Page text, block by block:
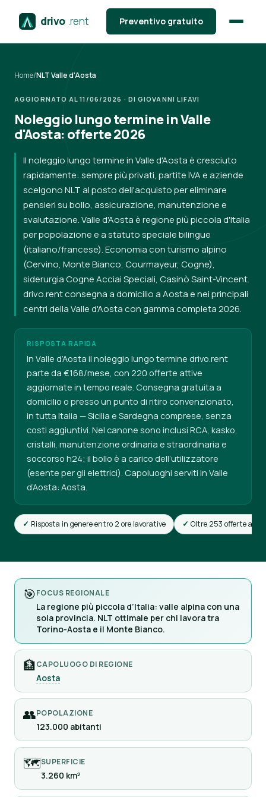
drivo .rent Preventivo gratuito
Home/NLT Valle d'Aosta
AGGIORNATO AL 11/06/2026 · DI GIOVANNI LIFAVI
Noleggio lungo termine in Valle
d'Aosta: offerte 2026
Il noleggio lungo termine in Valle d'Aosta è cresciuto
rapidamente: sempre più privati, partite IVA e aziende
scelgono NLT al posto dell'acquisto per eliminare
pensieri su bollo, assicurazione, manutenzione e
svalutazione. Valle d'Aosta è regione più piccola d'Italia
per popolazione e a statuto speciale bilingue
(italiano/francese). Economia con turismo alpino
(Cervino, Monte Bianco, Courmayeur, Cogne),
siderurgia Cogne Acciai Speciali, Casinò Saint-Vincent.
drivo.rent consegna a domicilio a Aosta e nei principali
centri della Valle d'Aosta con gamma completa 2026.
RISPOSTA RAPIDA
In Valle d’Aosta il noleggio lungo termine drivo.rent
parte da €168/mese, con 220 offerte attive
aggiornate in tempo reale. Consegna gratuita a
domicilio o presso un punto di ritiro convenzionato,
in tutta Italia — Sicilia e Sardegna comprese, senza
costi aggiuntivi. Nel canone sono inclusi RCA, kasko,
cristalli, manutenzione ordinaria e straordinaria e
soccorso h24; il bollo è a carico dell’utilizzatore
(esente per gli elettrici). Capoluoghi serviti in Valle
d’Aosta: Aosta.
Risposta in genere entro 2 ore lavorative Oltre 253 offerte attive
🎯FOCUS REGIONALE
La regione più piccola d’Italia: valle alpina con una
sola provincia. NLT ottimale per chi lavora tra
Torino-Aosta e il Monte Bianco.
🏦CAPOLUOGO DI REGIONE
Aosta
👥POPOLAZIONE
123.000 abitanti
🗺SUPERFICIE
3.260 km²